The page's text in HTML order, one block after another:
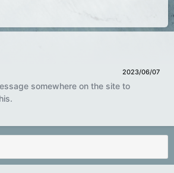
2023/06/07
somewhere on the site to